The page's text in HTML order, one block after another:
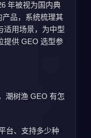
年被视为国内典
品，系统梳理其
适用场景，为中型
提供 GEO 选型参
潮树渔 GEO 有怎
台、支持多少种